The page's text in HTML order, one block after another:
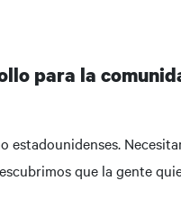
para la
que la gente